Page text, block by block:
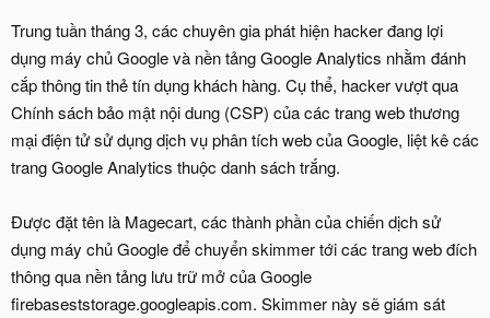
Trung tuần tháng 3, các chuyên gia phát hiện hacker đang lợi
dụng máy chủ Google và nền tảng Google Analytics nhằm đánh
cắp thông tin thẻ tín dụng khách hàng. Cụ thể, hacker vượt qua
Chính sách bảo mật nội dung (CSP) của các trang web thương
mại điện tử sử dụng dịch vụ phân tích web của Google, liệt kê các
trang Google Analytics thuộc danh sách trắng.
Được đặt tên là Magecart, các thành phần của chiến dịch sử
dụng máy chủ Google để chuyển skimmer tới các trang web đích
thông qua nền tảng lưu trữ mở của Google
firebaseststorage.googleapis.com. Skimmer này sẽ giám sát